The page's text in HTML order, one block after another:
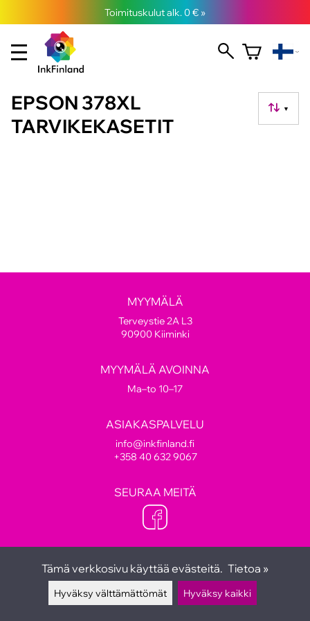
Toimituskulut alk. 0 € »
▼
EPSON 378XL
TARVIKEKASETIT
MYYMÄLÄ
Terveystie 2A L3
90900 Kiiminki
MYYMÄLÄ AVOINNA
Ma–to 10–17
ASIAKASPALVELU
info@inkfinland.fi
+358 40 632 9067
SEURAA MEITÄ
Tämä verkkosivu käyttää evästeitä. Tietoa »
Hyväksy välttämättömät Hyväksy kaikki